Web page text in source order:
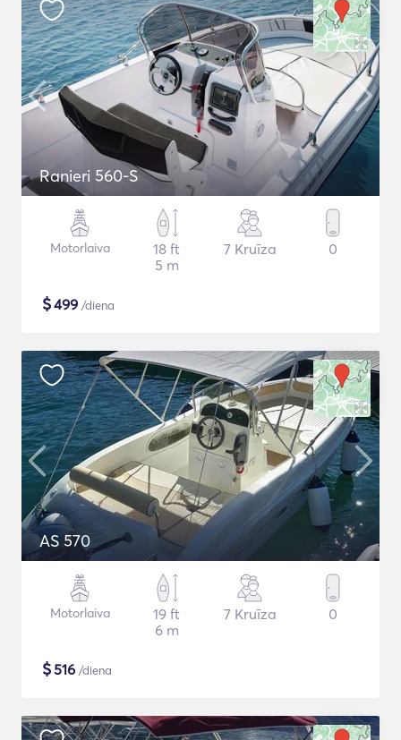
Ranieri 560-S
Motorlaiva
18 ft
5 m
7 Kruīza 0
$499 /diena
AS 570
Motorlaiva
19 ft
6 m
7 Kruīza 0
$516 /diena